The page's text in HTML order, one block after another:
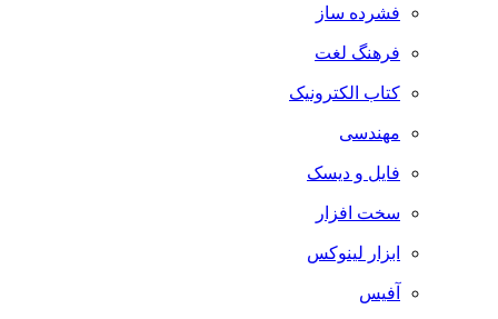
فشرده ساز
فرهنگ لغت
کتاب الکترونیک
مهندسی
فایل و دیسک
سخت افزار
ابزار لینوکس
آفیس